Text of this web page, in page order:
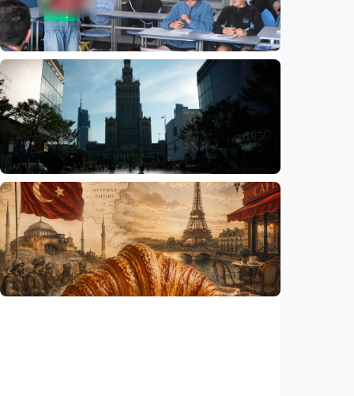
Indonesia•06 Aug 2026
Humaniora
Sekolah di Selandia Baru tambah mata
pelajaran berbasis industri, dari AI hingga
pariwisata
Indonesia •06 Aug 2026
Humaniora
Gelombang panas bisa memicu kecemasan
hingga depresi pada anak, ini temuan
peneliti
Indonesia•06 Aug 2026